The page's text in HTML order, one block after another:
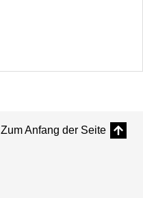
Zum Anfang der Seite